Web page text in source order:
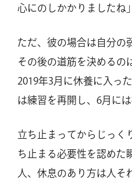
心にのしかかりましたね」
ただ、彼の場合は自分の
その後の道筋を決めるの
2019年3月に休養に入っ
は練習を再開し、6月に
立ち止まってからじっく
ち止まる必要性を認めた
人、休息のあり方は人そ